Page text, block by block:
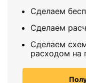
Сделаем
Сделаем
Сделаем
расходом на